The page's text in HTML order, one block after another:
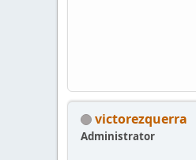
victorezquerra
Administrator